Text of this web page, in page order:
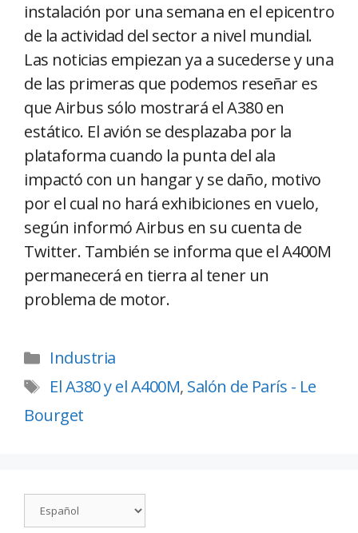
instalación por una semana en el epicentro
de la actividad del sector a nivel mundial.
Las noticias empiezan ya a sucederse y una
de las primeras que podemos reseñar es
que Airbus sólo mostrará el A380 en
estático. El avión se desplazaba por la
plataforma cuando la punta del ala
impactó con un hangar y se daño, motivo
por el cual no hará exhibiciones en vuelo,
según informó Airbus en su cuenta de
Twitter. También se informa que el A400M
permanecerá en tierra al tener un
problema de motor.
Industria
El A380 y el A400M, Salón de París - Le
Bourget